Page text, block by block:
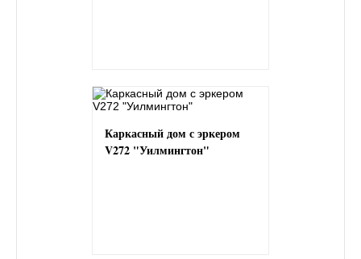
Каркасный дом с эркером
V272 "Уилмингтон"